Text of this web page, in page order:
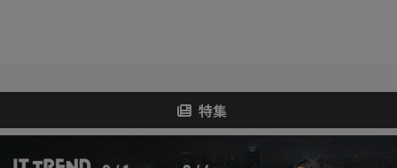
特集